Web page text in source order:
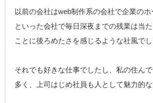
以前の会社はweb制作系の会社で企業の
といった会社で毎日深夜までの残業は当
ことに後ろめたさを感じるような社風でし
それでも好きな仕事でしたし、私の住ん
多く、上司はじめ社員も人として魅力的